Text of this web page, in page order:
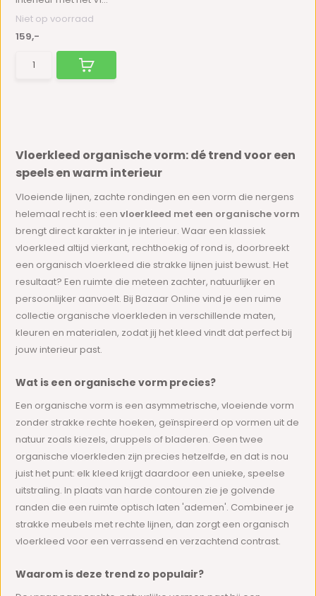
Niet op voorraad
159,-
Vloerkleed organische vorm: dé trend voor een
speels en warm interieur
Vloeiende lijnen, zachte rondingen en een vorm die nergens
helemaal recht is: eenvloerkleed met een organische vorm
brengt direct karakter in je interieur. Waar een klassiek
vloerkleed altijd vierkant, rechthoekig of rond is, doorbreekt
een organisch vloerkleed die strakke lijnen juist bewust. Het
resultaat? Een ruimte die meteen zachter, natuurlijker en
persoonlijker aanvoelt. Bij Bazaar Online vind je een ruime
collectie organische vloerkleden in verschillende maten,
kleuren en materialen, zodat jij het kleed vindt dat perfect bij
jouw interieur past.
Wat is een organische vorm precies?
Een organische vorm is een asymmetrische, vloeiende vorm
zonder strakke rechte hoeken, geïnspireerd op vormen uit de
natuur zoals kiezels, druppels of bladeren. Geen twee
organische vloerkleden zijn precies hetzelfde, en dat is nou
juist het punt: elk kleed krijgt daardoor een unieke, speelse
uitstraling. In plaats van harde contouren zie je golvende
randen die een ruimte optisch laten 'ademen'. Combineer je
strakke meubels met rechte lijnen, dan zorgt een organisch
vloerkleed voor een verrassend en verzachtend contrast.
Waarom is deze trend zo populair?